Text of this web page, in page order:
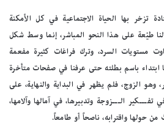
تزخر بها الحياة الاجتماعية في كل الأمكنة
لنا طيّعة على هذا النحو المباشر، إنما وسط شكل
مستويات السرد، وترك فراغات كثيرة مفعمة
ابتداء باسم بطلته حتى عرفنا في صفحات متأخرة
وهو الزوج، فلم يظهر في البداية والنهاية، على
الـــزوجة وتدبيرها، في آمالها وآلامها،
حولها واقترابه، ناصحاً أو طامعاً.